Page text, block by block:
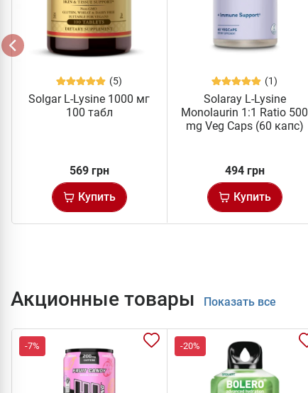
(5)
Solgar L-Lysine 1000 мг
100 табл
569 грн
Купить
(1)
Solaray L-Lysine
Monolaurin 1:1 Ratio 500
mg Veg Caps (60 капс)
494 грн
Купить
Акционные товары Показать все
-7% -20%